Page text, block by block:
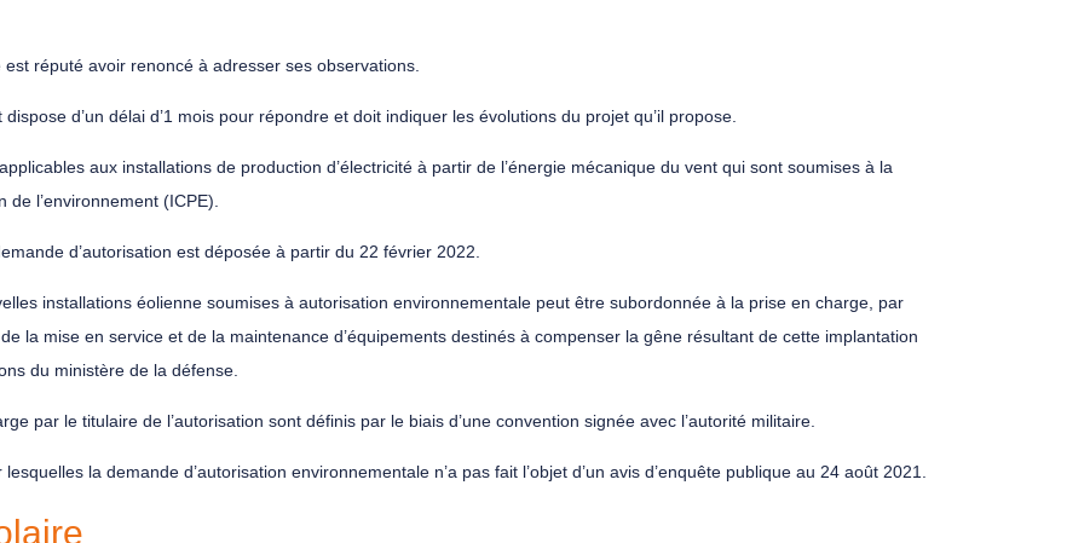
réputé avoir renoncé à adresser ses observations.
d’un délai d’1 mois pour répondre et doit indiquer les évolutions du projet qu’il propose.
aux installations de production d’électricité à partir de l’énergie mécanique du vent qui sont soumises à la
l’environnement (ICPE).
d’autorisation est déposée à partir du 22 février 2022.
installations éolienne soumises à autorisation environnementale peut être subordonnée à la prise en charge, par
la mise en service et de la maintenance d’équipements destinés à compenser la gêne résultant de cette implantation
du ministère de la défense.
par le titulaire de l’autorisation sont définis par le biais d’une convention signée avec l’autorité militaire.
la demande d’autorisation environnementale n’a pas fait l’objet d’un avis d’enquête publique au 24 août 2021.